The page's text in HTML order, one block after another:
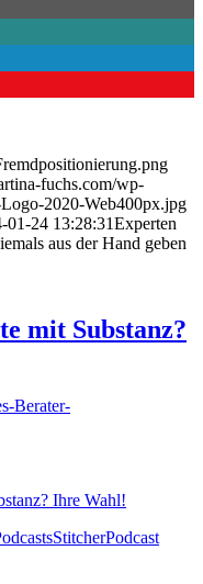
fuchs.com/wp-
2020-Web400px.jpg
01-24 13:28:31Experten
aus der Hand geben
mit Substanz?
Ihre Wahl!
StitcherPodcast